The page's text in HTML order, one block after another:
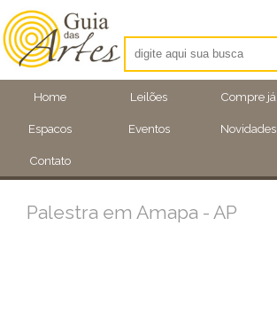
Home Leilões Compre já
Espacos Eventos Novidades
Contato
Palestra em Amapa - AP